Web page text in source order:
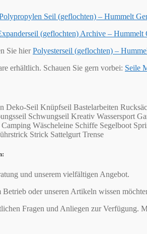
Seil (geflochten) – Hummelt
(geflochten) Archive – Hummelt
Sie hierPolyesterseil (geflochten) –
erhältlich. Schauen Sie gern vorbei: Seile
Deko-Seil Knüpfseil Bastelarbeiten
Schwungseil Kreativ Wassersport
Wäscheleine Schiffe Segelboot
Strick Sattelgurt Trense
und unserem vielfältigen Angebot.
oder unseren Artikeln wissen
Fragen und Anliegen zur Verfügung.